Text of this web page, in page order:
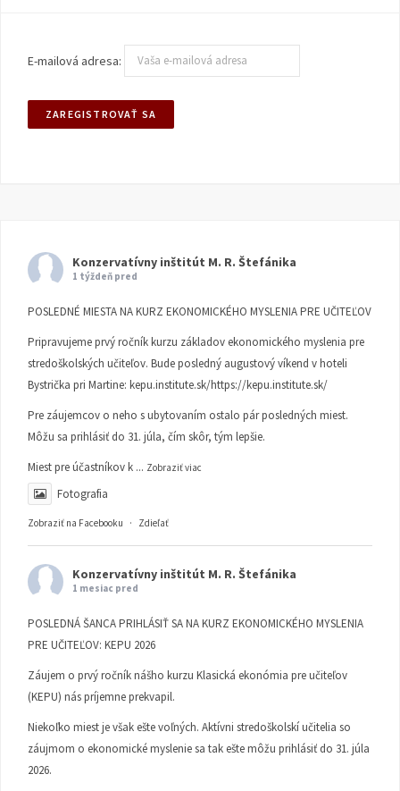
E-mailová adresa:
Konzervatívny inštitút M. R. Štefánika
1 týždeň pred
POSLEDNÉ MIESTA NA KURZ EKONOMICKÉHO MYSLENIA PRE UČITEĽOV
Pripravujeme prvý ročník kurzu základov ekonomického myslenia pre
stredoškolských učiteľov. Bude posledný augustový víkend v hoteli
Bystrička pri Martine: kepu.institute.sk/https://kepu.institute.sk/
Pre záujemcov o neho s ubytovaním ostalo pár posledných miest.
Môžu sa prihlásiť do 31. júla, čím skôr, tým lepšie.
Miest pre účastníkov k ... Zobraziť viac
Fotografia
Zobraziť na Facebooku · Zdieľať
Konzervatívny inštitút M. R. Štefánika
1 mesiac pred
POSLEDNÁ ŠANCA PRIHLÁSIŤ SA NA KURZ EKONOMICKÉHO MYSLENIA
PRE UČITEĽOV: KEPU 2026
Záujem o prvý ročník nášho kurzu Klasická ekonómia pre učiteľov
(KEPU) nás príjemne prekvapil.
Niekoľko miest je však ešte voľných. Aktívni stredoškolskí učitelia so
záujmom o ekonomické myslenie sa tak ešte môžu prihlásiť do 31. júla
2026.